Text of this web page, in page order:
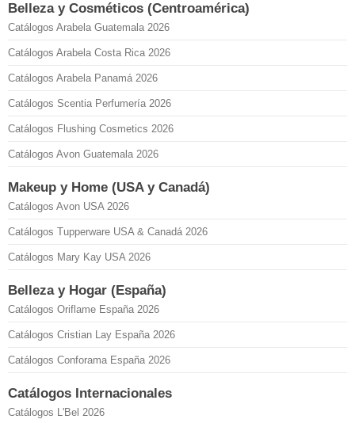
Belleza y Cosméticos (Centroamérica)
Catálogos Arabela Guatemala 2026
Catálogos Arabela Costa Rica 2026
Catálogos Arabela Panamá 2026
Catálogos Scentia Perfumería 2026
Catálogos Flushing Cosmetics 2026
Catálogos Avon Guatemala 2026
Makeup y Home (USA y Canadá)
Catálogos Avon USA 2026
Catálogos Tupperware USA & Canadá 2026
Catálogos Mary Kay USA 2026
Belleza y Hogar (España)
Catálogos Oriflame España 2026
Catálogos Cristian Lay España 2026
Catálogos Conforama España 2026
Catálogos Internacionales
Catálogos L'Bel 2026